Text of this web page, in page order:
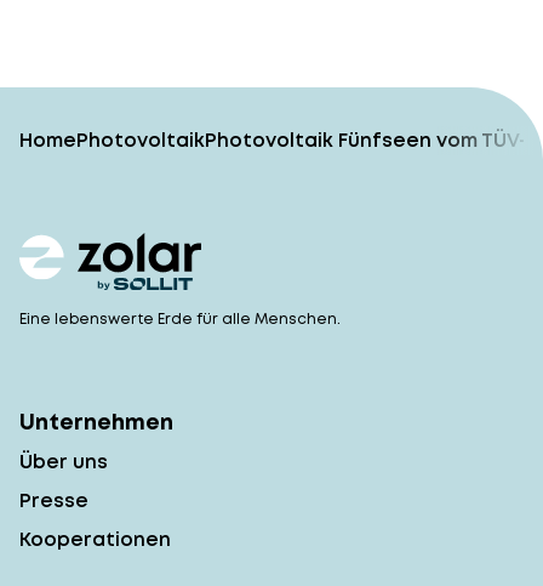
HomePhotovoltaikPhotovoltaik Fünfseen vom
Eine lebenswerte Erde für alle Menschen.
Unternehmen
Über uns
Presse
Kooperationen